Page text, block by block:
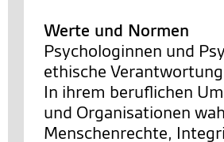
Werte und Normen
Psychologinnen und
ethische
In ihrem beruflichen
und Organisationen
Menschenrechte,